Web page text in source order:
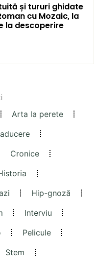
și tururi ghidate
cu Mozaic, la
la descoperire
Arta la perete
Cronice
Hip-gnoză
Interviu
Pelicule
Stem